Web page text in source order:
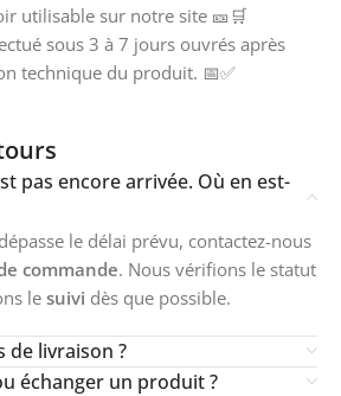
utilisable sur notre site 🎫🛒
sous 3 à 7 jours ouvrés après
technique du produit. 📅✅
pas encore arrivée. Où en est-
le délai prévu, contactez-nous
commande. Nous vérifions le statut
le suivi dès que possible.
de livraison ?
échanger un produit ?